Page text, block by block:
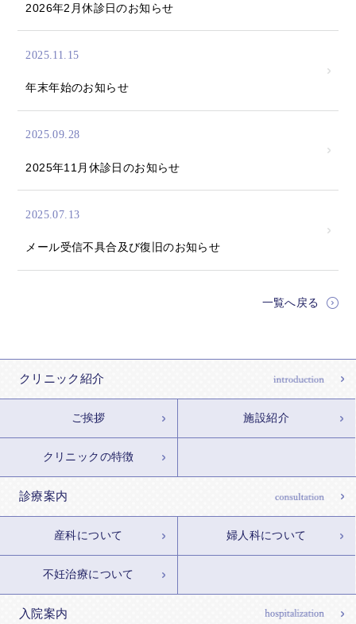
2026年2月休診日のお知らせ
2025.11.15
年末年始のお知らせ
2025.09.28
2025年11月休診日のお知らせ
2025.07.13
メール受信不具合及び復旧のお知らせ
一覧へ戻る
クリニック紹介
ご挨拶 施設紹介
クリニックの特徴
入院案内
診療案内
産科について 婦人科について
不妊治療について